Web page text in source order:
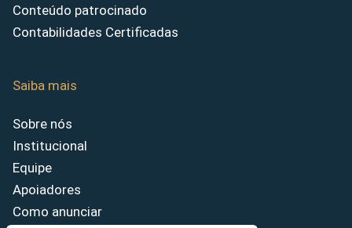
Conteúdo patrocinado
Contabilidades Certificadas
Saiba mais
Sobre nós
Institucional
Equipe
Apoiadores
Como anunciar